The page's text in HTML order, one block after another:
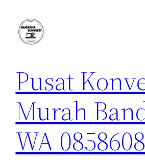
konten
Pusat
Murah
WA